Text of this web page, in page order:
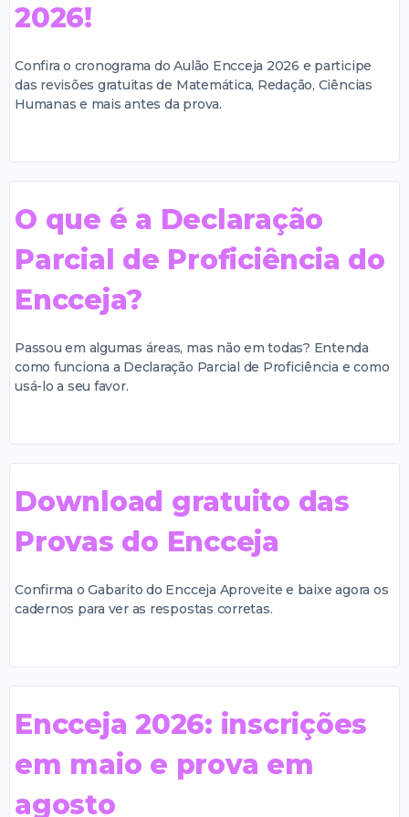
2026!
Confira o cronograma do Aulão Encceja 2026 e participe
das revisões gratuitas de Matemática, Redação, Ciências
Humanas e mais antes da prova.
O que é a Declaração
Parcial de Proficiência do
Encceja?
Passou em algumas áreas, mas não em todas? Entenda
como funciona a Declaração Parcial de Proficiência e como
usá-lo a seu favor.
Download gratuito das
Provas do Encceja
Confirma o Gabarito do Encceja Aproveite e baixe agora os
cadernos para ver as respostas corretas.
Encceja 2026: inscrições
em maio e prova em
agosto